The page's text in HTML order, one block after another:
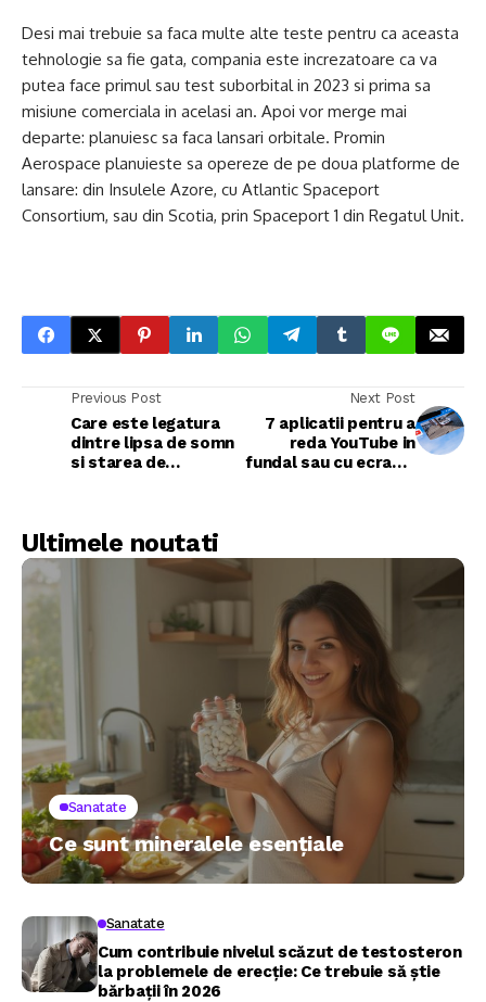
Desi mai trebuie sa faca multe alte teste pentru ca aceasta
tehnologie sa fie gata, compania este increzatoare ca va
putea face primul sau test suborbital in 2023 si prima sa
misiune comerciala in acelasi an. Apoi vor merge mai
departe: planuiesc sa faca lansari orbitale. Promin
Aerospace planuieste sa opereze de pe doua platforme de
lansare: din Insulele Azore, cu Atlantic Spaceport
Consortium, sau din Scotia, prin Spaceport 1 din Regatul Unit.
Previous Post
Care este legatura
dintre lipsa de somn
si starea de
Next Post
7 aplicatii pentru a
reda YouTube in
fundal sau cu ecranul
Ultimele noutati
Sanatate
Ce sunt mineralele esențiale
Sanatate
Cum contribuie nivelul scăzut de testosteron
la problemele de erecție: Ce trebuie să știe
bărbații în 2026